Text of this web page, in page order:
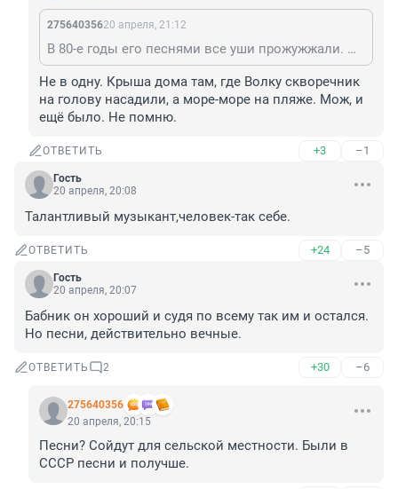
27564035620 апреля, 21:12
В 80-е годы его песнями все уши прожужжали. Приезжаешь на пляж в Кавголово, а там из каждого утюга по 30-му разу. И даже в одну из серий "Ну, погоди" запихнули.
Не в одну. Крыша дома там, где Волку скворечник
на голову насадили, а море-море на пляже. Мож, и
ещё было. Не помню.
ОТВЕТИТЬ +3 –1
Гость
20 апреля, 20:08
Талантливый музыкант,человек-так себе.
ОТВЕТИТЬ +24 –5
Гость
20 апреля, 20:07
Бабник он хороший и судя по всему так им и остался.
Но песни, действительно вечные.
ОТВЕТИТЬ 2 +30 –6
275640356
20 апреля, 20:15
Песни? Сойдут для сельской местности. Были в
СССР песни и получше.